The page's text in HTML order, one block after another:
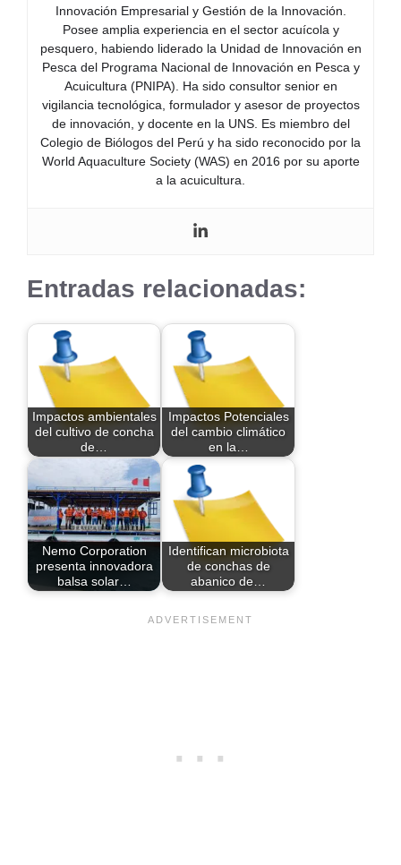
Innovación Empresarial y Gestión de la Innovación.
Posee amplia experiencia en el sector acuícola y
pesquero, habiendo liderado la Unidad de Innovación en
Pesca del Programa Nacional de Innovación en Pesca y
Acuicultura (PNIPA). Ha sido consultor senior en
vigilancia tecnológica, formulador y asesor de proyectos
de innovación, y docente en la UNS. Es miembro del
Colegio de Biólogos del Perú y ha sido reconocido por la
World Aquaculture Society (WAS) en 2016 por su aporte
a la acuicultura.
Entradas relacionadas:
Impactos ambientales
del cultivo de concha
de…
Impactos Potenciales
del cambio climático
en la…
Nemo Corporation
presenta innovadora
balsa solar…
Identifican microbiota
de conchas de
abanico de…